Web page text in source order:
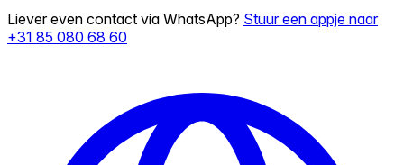
Liever even contact via WhatsApp? Stuur een appje naar
+31 85 080 68 60